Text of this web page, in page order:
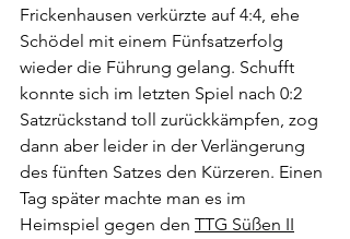
Frickenhausen verkürzte auf 4:4, ehe
Schödel mit einem Fünfsatzerfolg
wieder die Führung gelang. Schufft
konnte sich im letzten Spiel nach 0:2
Satzrückstand toll zurückkämpfen, zog
dann aber leider in der Verlängerung
des fünften Satzes den Kürzeren. Einen
Tag später machte man es im
Heimspiel gegen den TTG Süßen II